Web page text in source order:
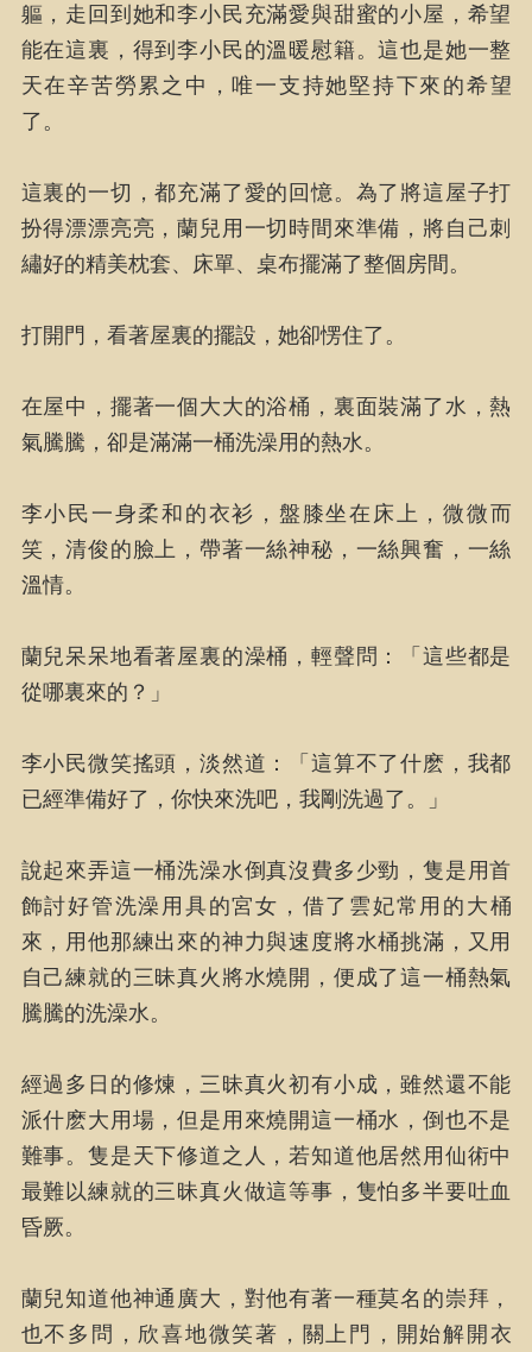
軀，走回到她和李小民充滿愛與甜蜜的小屋，希望
能在這裏，得到李小民的溫暖慰籍。這也是她一整
天在辛苦勞累之中，唯一支持她堅持下來的希望
了。
這裏的一切，都充滿了愛的回憶。為了將這屋子打
扮得漂漂亮亮，蘭兒用一切時間來準備，將自己刺
繡好的精美枕套、床單、桌布擺滿了整個房間。
打開門，看著屋裏的擺設，她卻愣住了。
在屋中，擺著一個大大的浴桶，裏面裝滿了水，熱
氣騰騰，卻是滿滿一桶洗澡用的熱水。
李小民一身柔和的衣衫，盤膝坐在床上，微微而
笑，清俊的臉上，帶著一絲神秘，一絲興奮，一絲
溫情。
蘭兒呆呆地看著屋裏的澡桶，輕聲問：「這些都是
從哪裏來的？」
李小民微笑搖頭，淡然道：「這算不了什麽，我都
已經準備好了，你快來洗吧，我剛洗過了。」
說起來弄這一桶洗澡水倒真沒費多少勁，隻是用首
飾討好管洗澡用具的宮女，借了雲妃常用的大桶
來，用他那練出來的神力與速度將水桶挑滿，又用
自己練就的三昧真火將水燒開，便成了這一桶熱氣
騰騰的洗澡水。
經過多日的修煉，三昧真火初有小成，雖然還不能
派什麽大用場，但是用來燒開這一桶水，倒也不是
難事。隻是天下修道之人，若知道他居然用仙術中
最難以練就的三昧真火做這等事，隻怕多半要吐血
昏厥。
蘭兒知道他神通廣大，對他有著一種莫名的崇拜，
也不多問，欣喜地微笑著，關上門，開始解開衣